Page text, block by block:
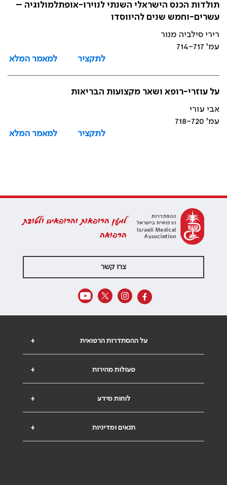
תולדות הכנס הישראלי השנתי לנוירו-אופתלמולוגיה –
עשרים-וחמש שנים להיווסדו
רירי סילביה מנור
עמ' 714-717
לתקציר
למאמר המלא
על עוזרי-רופא ושאר מקצועות הבריאות
אבי עורי
עמ' 718-720
לתקציר
למאמר המלא
למען הרופאות והרופאים ולטובת
הרפואה
צרו קשר
+ על ההסתדרות הרפואית
+ פעולות מהירות
+ לוחות מידע
+ תנאים ומדיניות